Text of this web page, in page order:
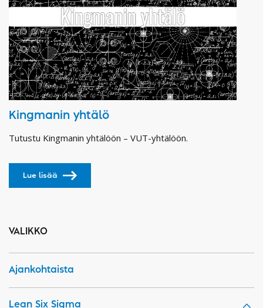
VALIKKO
Ajankohtaista
Lean Six Sigma
Kingmanin yhtälö
Tutustu Kingmanin yhtälöön – VUT-yhtälöön.
Lue lisää